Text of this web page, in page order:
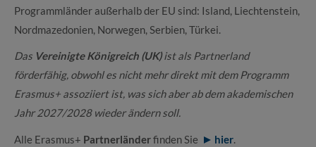
Programmländer außerhalb der EU sind: Island, Liechtenstein,
Nordmazedonien, Norwegen, Serbien, Türkei.
Das Vereinigte Königreich (UK)ist als Partnerland
förderfähig, obwohl es nicht mehr direkt mit dem Programm
Erasmus+ assoziiert ist, was sich aber ab dem akademischen
Jahr 2027/2028 wieder ändern soll.
Alle Erasmus+ Partnerländerfinden Sie hier